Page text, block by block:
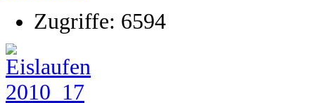
Zugriffe: 6594